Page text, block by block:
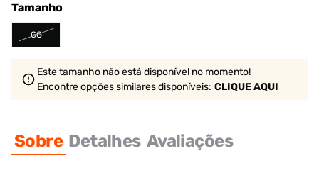
Tamanho
GG
Este tamanho não está disponível no momento!
Encontre opções similaresdisponíveis: CLIQUE AQUI
Sobre Detalhes Avaliações